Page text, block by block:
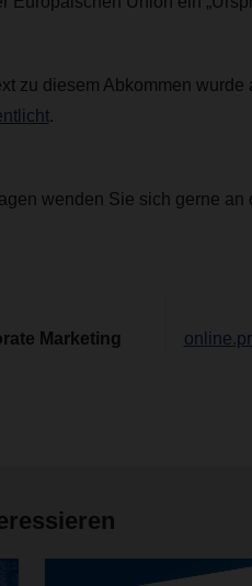
zu diesem Abkommen
.
wenden Sie sich gerne
Marketing